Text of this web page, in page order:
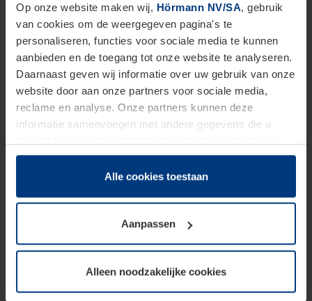
Op onze website maken wij, Hörmann NV/SA, gebruik
van cookies om de weergegeven pagina's te
personaliseren, functies voor sociale media te kunnen
aanbieden en de toegang tot onze website te analyseren.
Daarnaast geven wij informatie over uw gebruik van onze
website door aan onze partners voor sociale media,
reclame en analyse. Onze partners kunnen deze
informatie samenvoegen met andere gegevens die u
hun diensten hebben verzameld.
Juridisch hebben wij het recht om cookies op uw
van deze pagina's absoluut vereist is. Voor alle andere
soorten cookies is uw toestemming benodigd. Uw
toestemming kunt u op elk moment bij de uitleg van de
wijzigen of herroepen.
Alle cookies toestaan
Aanpassen
Alleen noodzakelijke cookies